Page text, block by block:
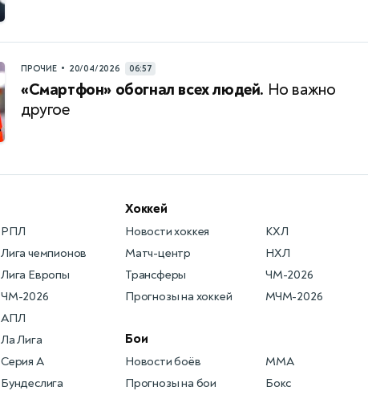
ПРОЧИЕ • 20/04/2026 06:57
«Смартфон» обогнал всех людей. Но важно
другое
РПЛ
Лига чемпионов
Лига Европы
ЧМ-2026
АПЛ
Ла Лига
Серия А
Бундеслига
Хоккей
Новости хоккея
КХЛ
Матч-центр
НХЛ
Трансферы
ЧМ-2026
Прогнозы на хоккей
МЧМ-2026
Бои
Новости боёв
MMA
Прогнозы на бои
Бокс